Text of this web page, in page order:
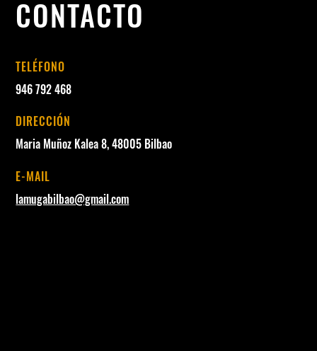
CONTACTO
TELÉFONO
946 792 468
DIRECCIÓN
Maria Muñoz Kalea 8, 48005 Bilbao
E-MAIL
lamugabilbao@gmail.com